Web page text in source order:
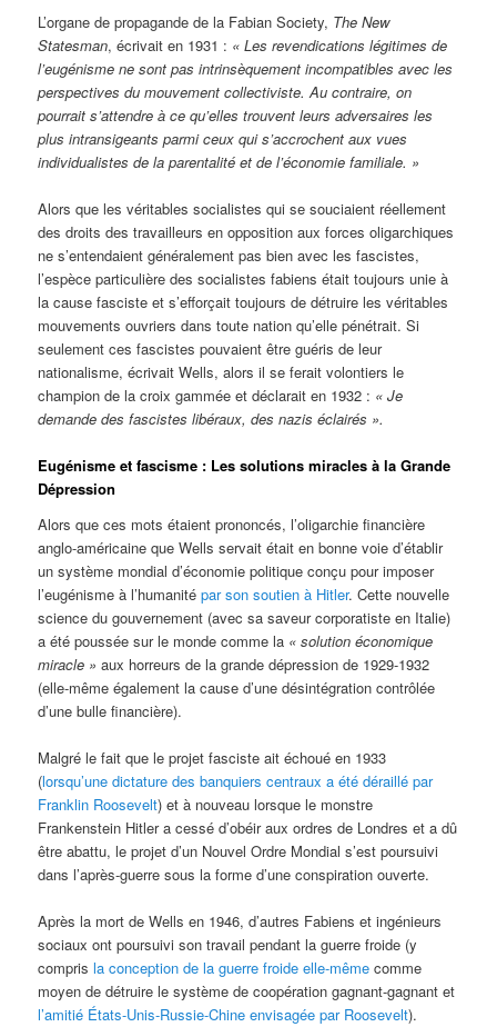
L’organe de propagande de la Fabian Society, The New
Statesman, écrivait en 1931 : « Les revendications légitimes de
l’eugénisme ne sont pas intrinsèquement incompatibles avec les
perspectives du mouvement collectiviste. Au contraire, on
pourrait s’attendre à ce qu’elles trouvent leurs adversaires les
plus intransigeants parmi ceux qui s’accrochent aux vues
individualistes de la parentalité et de l’économie familiale. »
Alors que les véritables socialistes qui se souciaient réellement
des droits des travailleurs en opposition aux forces oligarchiques
ne s’entendaient généralement pas bien avec les fascistes,
l’espèce particulière des socialistes fabiens était toujours unie à
la cause fasciste et s’efforçait toujours de détruire les véritables
mouvements ouvriers dans toute nation qu’elle pénétrait. Si
seulement ces fascistes pouvaient être guéris de leur
nationalisme, écrivait Wells, alors il se ferait volontiers le
champion de la croix gammée et déclarait en 1932 : « Je
demande des fascistes libéraux, des nazis éclairés ».
Eugénisme et fascisme : Les solutions miracles à la Grande
Dépression
Alors que ces mots étaient prononcés, l’oligarchie financière
anglo-américaine que Wells servait était en bonne voie d’établir
un système mondial d’économie politique conçu pour imposer
l’eugénisme à l’humanitépar son soutien à Hitler. Cette nouvelle
science du gouvernement (avec sa saveur corporatiste en Italie)
a été poussée sur le monde comme la « solution économique
miracle » aux horreurs de la grande dépression de 1929-1932
(elle-même également la cause d’une désintégration contrôlée
d’une bulle financière).
Malgré le fait que le projet fasciste ait échoué en 1933
(lorsqu’une dictature des banquiers centraux a été déraillé par
Franklin Roosevelt) et à nouveau lorsque le monstre
Frankenstein Hitler a cessé d’obéir aux ordres de Londres et a dû
être abattu, le projet d’un Nouvel Ordre Mondial s’est poursuivi
dans l’après-guerre sous la forme d’une conspiration ouverte.
Après la mort de Wells en 1946, d’autres Fabiens et ingénieurs
sociaux ont poursuivi son travail pendant la guerre froide (y
comprisla conception de la guerre froide elle-même comme
moyen de détruire le système de coopération gagnant-gagnant et
l’amitié États-Unis-Russie-Chine envisagée par Roosevelt).